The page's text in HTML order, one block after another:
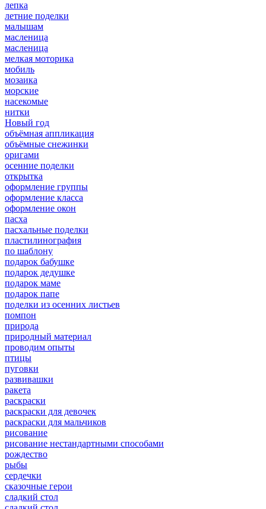
лепка
летние поделки
малышам
масленица
масленица
мелкая моторика
мобиль
мозаика
морские
насекомые
нитки
Новый год
объёмная аппликация
объёмные снежинки
оригами
осенние поделки
открытка
оформление группы
оформление класса
оформление окон
пасха
пасхальные поделки
пластилинография
по шаблону
подарок бабушке
подарок дедушке
подарок маме
подарок папе
поделки из осенних листьев
помпон
природа
природный материал
проводим опыты
птицы
пуговки
развивашки
ракета
раскраски
раскраски для девочек
раскраски для мальчиков
рисование
рисование нестандартными способами
рождество
рыбы
сердечки
сказочные герои
сладкий стол